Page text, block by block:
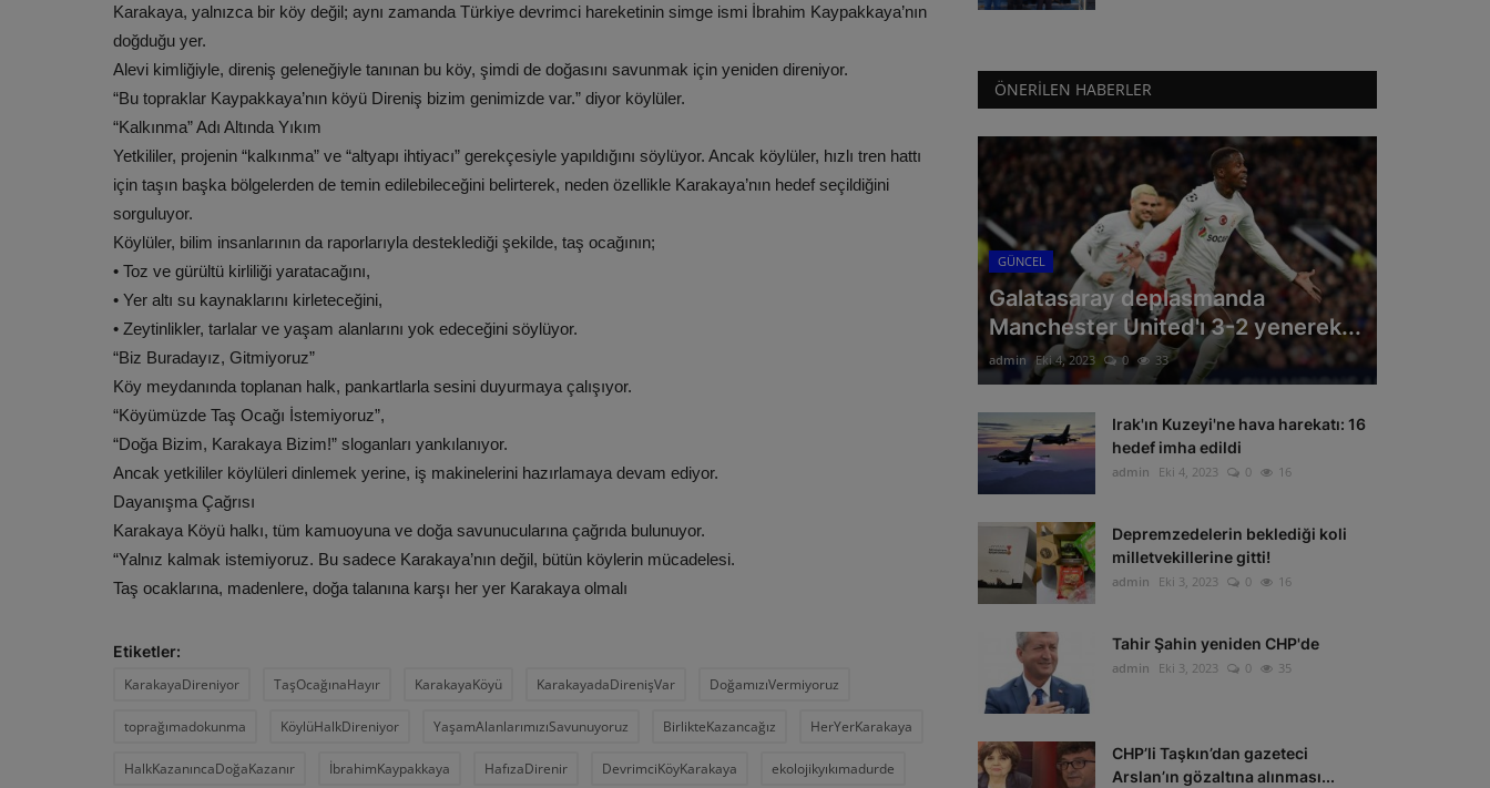
Karakaya, yalnızca bir köy değil; aynı zamanda Türkiye devrimci hareketinin simge ismi İbrahim Kaypakkaya’nın
doğduğu yer.
Alevi kimliğiyle, direniş geleneğiyle tanınan bu köy, şimdi de doğasını savunmak için yeniden direniyor.
“Bu topraklar Kaypakkaya’nın köyü Direniş bizim genimizde var.” diyor köylüler.
“Kalkınma” Adı Altında Yıkım
Yetkililer, projenin “kalkınma” ve “altyapı ihtiyacı” gerekçesiyle yapıldığını söylüyor. Ancak köylüler, hızlı tren hattı
için taşın başka bölgelerden de temin edilebileceğini belirterek, neden özellikle Karakaya’nın hedef seçildiğini
sorguluyor.
Köylüler, bilim insanlarının da raporlarıyla desteklediği şekilde, taş ocağının;
• Toz ve gürültü kirliliği yaratacağını,
• Yer altı su kaynaklarını kirleteceğini,
• Zeytinlikler, tarlalar ve yaşam alanlarını yok edeceğini söylüyor.
“Biz Buradayız, Gitmiyoruz”
Köy meydanında toplanan halk, pankartlarla sesini duyurmaya çalışıyor.
“Köyümüzde Taş Ocağı İstemiyoruz”,
“Doğa Bizim, Karakaya Bizim!” sloganları yankılanıyor.
Ancak yetkililer köylüleri dinlemek yerine, iş makinelerini hazırlamaya devam ediyor.
Dayanışma Çağrısı
Karakaya Köyü halkı, tüm kamuoyuna ve doğa savunucularına çağrıda bulunuyor.
“Yalnız kalmak istemiyoruz. Bu sadece Karakaya’nın değil, bütün köylerin mücadelesi.
Taş ocaklarına, madenlere, doğa talanına karşı her yer Karakaya olmalı
Etiketler:
KarakayaDireniyor
TaşOcağınaHayır KarakayaKöyü KarakayadaDirenişVar DoğamızıVermiyoruz
toprağımadokunma KöylüHalkDireniyor YaşamAlanlarımızıSavunuyoruz BirlikteKazancağız HerYerKarakaya
HalkKazanıncaDoğaKazanır İbrahimKaypakkaya HafızaDirenir DevrimciKöyKarakaya ekolojikyıkımadurde
ÖNERILEN HABERLER
GÜNCEL
Galatasaray deplasmanda
Manchester United'ı 3-2 yenerek...
admin Eki 4, 2023 0 33
Irak'ın Kuzeyi'ne hava harekatı: 16
hedef imha edildi
admin Eki 4, 2023 0 16
Depremzedelerin beklediği koli
milletvekillerine gitti!
admin Eki 3, 2023 0 16
Tahir Şahin yeniden CHP'de
admin Eki 3, 2023 0 35
CHP’li Taşkın’dan gazeteci
Arslan’ın gözaltına alınması...